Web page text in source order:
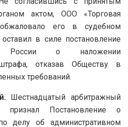
актом, ООО «Торговая
его в судебном
в силе постановление
о наложении
отказав Обществу в
требований.
Шестнадцатый арбитражный
признал Постановление о
делу об административном